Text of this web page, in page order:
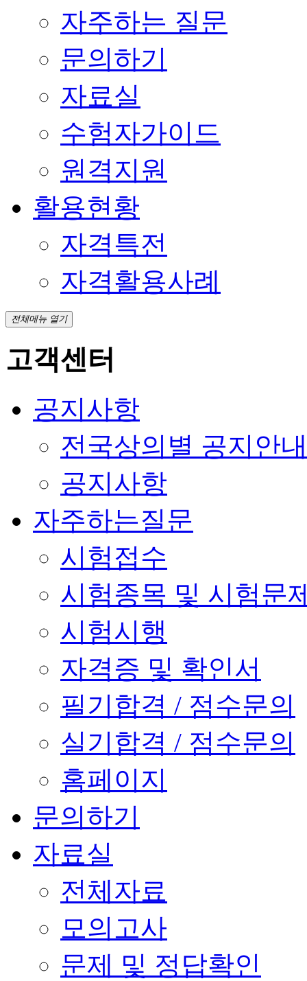
자주하는 질문
문의하기
자료실
수험자가이드
원격지원
활용현황
자격특전
자격활용사례
전체메뉴 열기
고객센터
공지사항
전국상의별 공지안내
공지사항
자주하는질문
시험접수
시험종목 및 시험문
시험시행
자격증 및 확인서
필기합격 / 점수문의
실기합격 / 점수문의
홈페이지
문의하기
자료실
전체자료
모의고사
문제 및 정답확인